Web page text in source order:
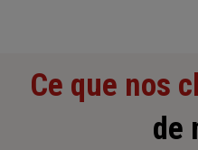
Ce que nos
de